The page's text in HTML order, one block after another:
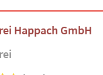
Happach GmbH